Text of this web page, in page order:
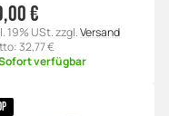
€
19% USt. zzgl.Versand
32,77 €
verfügbar